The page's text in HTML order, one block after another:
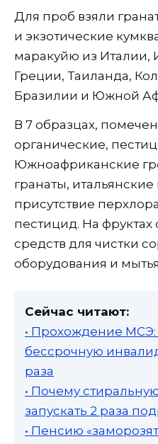
Для проб взяли
и экзотические
маракуйю из Италии,
Греции, Таиланда,
Бразилии и Южной
В 7 образцах,
органические,
Южноафриканские
гранаты,
присутствие
пестицид. На фруктах
средств для чистки
оборудования и
Сейчас читают:
• Прохождение
бессрочную
раза
• Почему
запускать 2 раза
• Пенсию